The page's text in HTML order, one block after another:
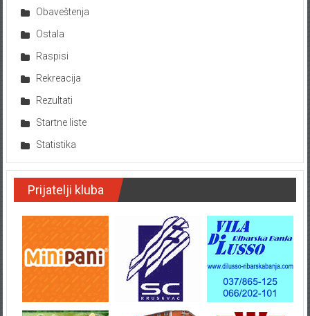
Obaveštenja
Ostala
Raspisi
Rekreacija
Rezultati
Startne liste
Statistika
Prijatelji kluba